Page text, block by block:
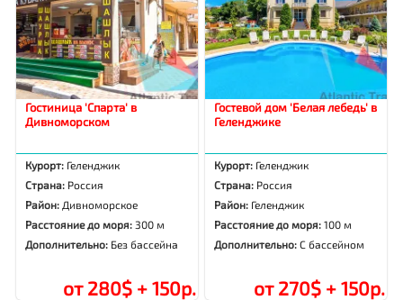
Гостиница 'Спарта' в
Дивноморском
Курорт: Геленджик
Страна: Россия
Район: Дивноморское
Расстояние до моря: 300 м
Дополнительно: Без бассейна
от 280$ + 150р.
Гостевой дом 'Белая лебедь' в
Геленджике
Курорт: Геленджик
Страна: Россия
Район: Геленджик
Расстояние до моря:100 м
Дополнительно:С бассейном
от 270$ + 150р.